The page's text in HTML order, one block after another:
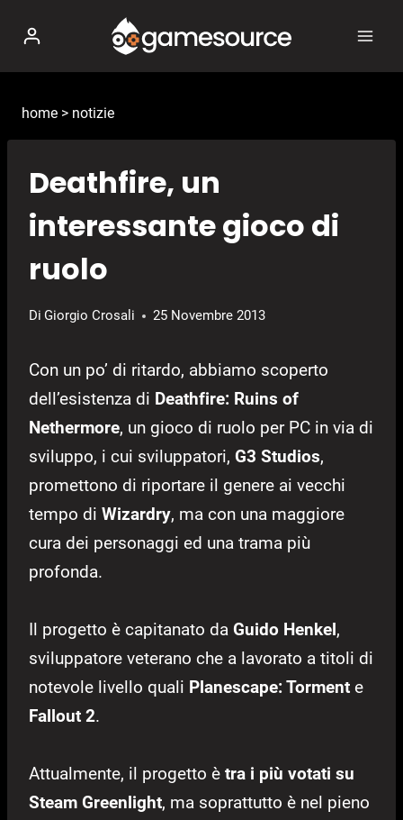
contenuto
home > notizie
Deathfire, un
interessante gioco di
ruolo
Di Giorgio Crosali 25 Novembre 2013
Con un po’ di ritardo, abbiamo scoperto
dell’esistenza di Deathfire: Ruins of
Nethermore, un gioco di ruolo per PC in via di
sviluppo, i cui sviluppatori, G3 Studios,
promettono di riportare il genere ai vecchi
tempo di Wizardry, ma con una maggiore
cura dei personaggi ed una trama più
profonda.
Il progetto è capitanato da Guido Henkel,
sviluppatore veterano che a lavorato a titoli di
notevole livello quali Planescape: Torment e
Fallout 2.
Attualmente, il progetto è tra i più votati su
Steam Greenlight, ma soprattutto è nel pieno